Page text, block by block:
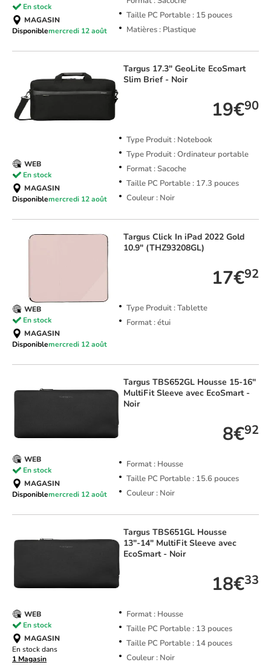
Taille PC Portable : 15 pouces
Matières : Plastique
En stock
MAGASIN
Disponiblemercredi 12 août
Targus 17.3" GeoLite EcoSmart
Slim Brief - Noir
19€90
Type Produit : Notebook
Type Produit : Ordinateur portable
Format : Sacoche
Taille PC Portable : 17.3 pouces
Couleur : Noir
WEB
En stock
MAGASIN
Disponiblemercredi 12 août
Targus Click In iPad 2022 Gold
10.9" (THZ93208GL)
17€92
Type Produit : Tablette
Format : étui
WEB
En stock
MAGASIN
Disponiblemercredi 12 août
Targus TBS652GL Housse 15-16"
MultiFit Sleeve avec EcoSmart -
Noir
8€92
Format : Housse
Taille PC Portable : 15.6 pouces
Couleur : Noir
WEB
En stock
MAGASIN
Disponiblemercredi 12 août
Targus TBS651GL Housse
13"-14" MultiFit Sleeve avec
EcoSmart - Noir
18€33
Format : Housse
Taille PC Portable : 13 pouces
Taille PC Portable : 14 pouces
Couleur : Noir
WEB
En stock
MAGASIN
En stock dans
1 Magasin